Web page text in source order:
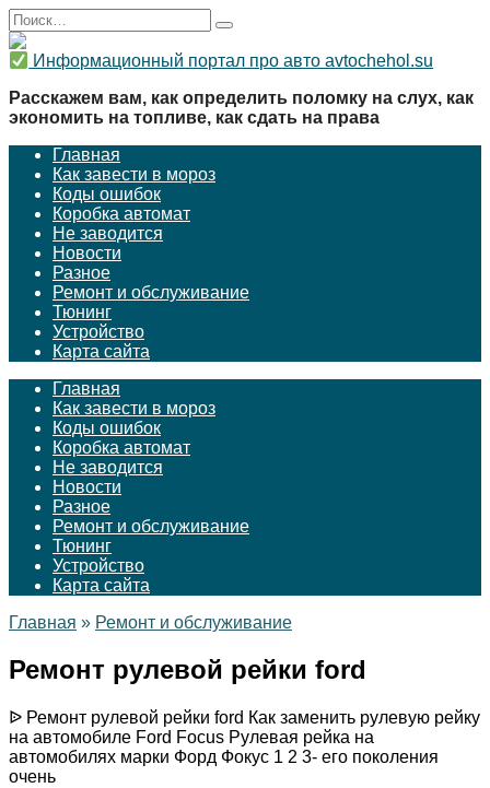
Перейти
к
содержанию
Search
for:
Информационный портал про авто avtochehol.su
Расскажем вам, как определить поломку на слух, как
экономить на топливе, как сдать на права
Главная
Как завести в мороз
Коды ошибок
Коробка автомат
Не заводится
Новости
Разное
Ремонт и обслуживание
Тюнинг
Устройство
Карта сайта
Главная
Как завести в мороз
Коды ошибок
Коробка автомат
Не заводится
Новости
Разное
Ремонт и обслуживание
Тюнинг
Устройство
Карта сайта
Главная » Ремонт и обслуживание
Ремонт рулевой рейки ford
ᐉ Ремонт рулевой рейки ford Как заменить рулевую рейку
на автомобиле Ford Focus Рулевая рейка на
автомобилях марки Форд Фокус 1 2 3- его поколения
очень